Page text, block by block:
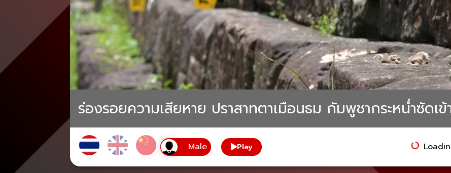
ร่องรอยความเสียหาย ปราสาทตาเมือนธม กัมพูชากระหน่ำซัดเข้
Play